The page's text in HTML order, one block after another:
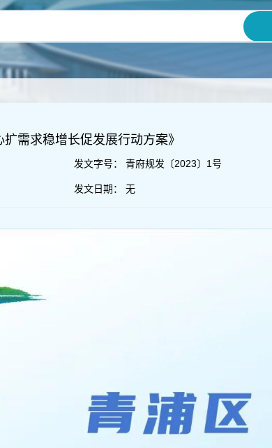
需求稳增长促发展行动方案》
发文字号： 青府规发〔2023〕1号
发文日期： 无